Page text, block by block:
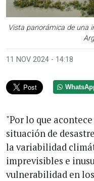
Vista panorámica de una
11 NOV 2024 - 14:18
"Por lo que
situación de
la variabilidad
imprevisibles e
vulnerabilidad en